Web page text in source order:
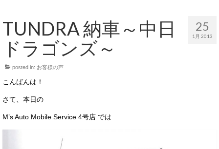
M’sCollectionパーツ一覧
エムズオート
M’sCollection
25
1月 2013
TUNDRA 納車～中日
ドラゴンズ～
posted in: お客様の声
こんばんは！
さて、本日の
M’s Auto Mobile Service 4号店 では